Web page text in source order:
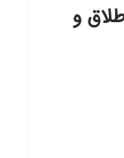
و